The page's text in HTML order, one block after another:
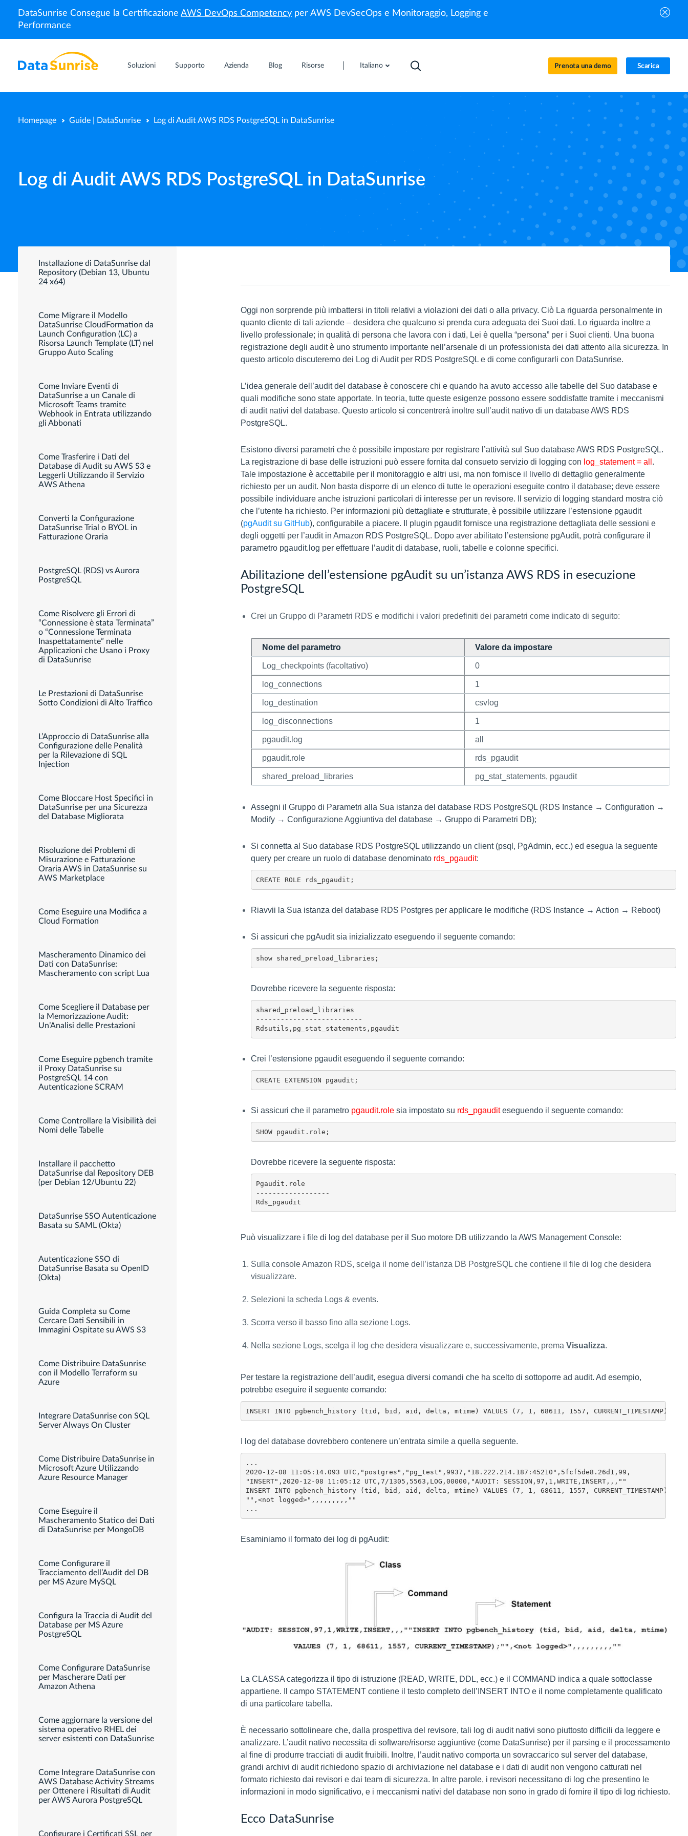
DataSunrise Consegue la Certificazione AWS DevOps Competency per AWS DevSecOps e Monitoraggio, Logging e
Performance
Soluzioni Supporto Azienda Blog Risorse Italiano Prenota una demo Scarica
Homepage Guide | DataSunrise Log di Audit AWS RDS PostgreSQL in DataSunrise
Log di Audit AWS RDS PostgreSQL in DataSunrise
Installazione di DataSunrise dal
Repository (Debian 13, Ubuntu
24 x64)
Come Migrare il Modello
DataSunrise CloudFormation da
Launch Configuration (LC) a
Risorsa Launch Template (LT) nel
Gruppo Auto Scaling
Come Inviare Eventi di
DataSunrise a un Canale di
Microsoft Teams tramite
Webhook in Entrata utilizzando
gli Abbonati
Come Trasferire i Dati del
Database di Audit su AWS S3 e
Leggerli Utilizzando il Servizio
AWS Athena
Converti la Configurazione
DataSunrise Trial o BYOL in
Fatturazione Oraria
PostgreSQL (RDS) vs Aurora
PostgreSQL
Come Risolvere gli Errori di
“Connessione è stata Terminata”
o “Connessione Terminata
Inaspettatamente” nelle
Applicazioni che Usano i Proxy
di DataSunrise
Le Prestazioni di DataSunrise
Sotto Condizioni di Alto Traffico
L’Approccio di DataSunrise alla
Configurazione delle Penalità
per la Rilevazione di SQL
Injection
Come Bloccare Host Specifici in
DataSunrise per una Sicurezza
del Database Migliorata
Risoluzione dei Problemi di
Misurazione e Fatturazione
Oraria AWS in DataSunrise su
AWS Marketplace
Come Eseguire una Modifica a
Cloud Formation
Mascheramento Dinamico dei
Dati con DataSunrise:
Mascheramento con script Lua
Come Scegliere il Database per
la Memorizzazione Audit:
Un’Analisi delle Prestazioni
Come Eseguire pgbench tramite
il Proxy DataSunrise su
PostgreSQL 14 con
Autenticazione SCRAM
Come Controllare la Visibilità dei
Nomi delle Tabelle
Installare il pacchetto
DataSunrise dal Repository DEB
(per Debian 12/Ubuntu 22)
DataSunrise SSO Autenticazione
Basata su SAML (Okta)
Autenticazione SSO di
DataSunrise Basata su OpenID
(Okta)
Guida Completa su Come
Cercare Dati Sensibili in
Immagini Ospitate su AWS S3
Come Distribuire DataSunrise
con il Modello Terraform su
Azure
Integrare DataSunrise con SQL
Server Always On Cluster
Come Distribuire DataSunrise in
Microsoft Azure Utilizzando
Azure Resource Manager
Come Eseguire il
Mascheramento Statico dei Dati
di DataSunrise per MongoDB
Come Configurare il
Tracciamento dell’Audit del DB
per MS Azure MySQL
Configura la Traccia di Audit del
Database per MS Azure
PostgreSQL
Come Configurare DataSunrise
per Mascherare Dati per
Amazon Athena
Come aggiornare la versione del
sistema operativo RHEL dei
server esistenti con DataSunrise
Come Integrare DataSunrise con
AWS Database Activity Streams
per Ottenere i Risultati di Audit
per AWS Aurora PostgreSQL
Configurare i Certificati SSL per
Oggi non sorprende più imbattersi in titoli relativi a violazioni dei dati o alla privacy. Ciò La riguarda personalmente in
quanto cliente di tali aziende – desidera che qualcuno si prenda cura adeguata dei Suoi dati. Lo riguarda inoltre a
livello professionale; in qualità di persona che lavora con i dati, Lei è quella “persona” per i Suoi clienti. Una buona
registrazione degli audit è uno strumento importante nell’arsenale di un professionista dei dati attento alla sicurezza. In
questo articolo discuteremo dei Log di Audit per RDS PostgreSQL e di come configurarli con DataSunrise.
L’idea generale dell’audit del database è conoscere chi e quando ha avuto accesso alle tabelle del Suo database e
quali modifiche sono state apportate. In teoria, tutte queste esigenze possono essere soddisfatte tramite i meccanismi
di audit nativi del database. Questo articolo si concentrerà inoltre sull’audit nativo di un database AWS RDS
PostgreSQL.
Esistono diversi parametri che è possibile impostare per registrare l’attività sul Suo database AWS RDS PostgreSQL.
La registrazione di base delle istruzioni può essere fornita dal consueto servizio di logging con log_statement = all .
Tale impostazione è accettabile per il monitoraggio e altri usi, ma non fornisce il livello di dettaglio generalmente
richiesto per un audit. Non basta disporre di un elenco di tutte le operazioni eseguite contro il database; deve essere
possibile individuare anche istruzioni particolari di interesse per un revisore. Il servizio di logging standard mostra ciò
che l’utente ha richiesto. Per informazioni più dettagliate e strutturate, è possibile utilizzare l’estensione pgaudit
(pgAudit su GitHub), configurabile a piacere. Il plugin pgaudit fornisce una registrazione dettagliata delle sessioni e
degli oggetti per l’audit in Amazon RDS PostgreSQL. Dopo aver abilitato l’estensione pgAudit, potrà configurare il
parametro pgaudit.log per effettuare l’audit di database, ruoli, tabelle e colonne specifici.
Abilitazione dell’estensione pgAudit su un’istanza AWS RDS in esecuzione
PostgreSQL
Crei un Gruppo di Parametri RDS e modifichi i valori predefiniti dei parametri come indicato di seguito:
Nome del parametro Valore da impostare
Log_checkpoints (facoltativo) 0
log_connections 1
log_destination csvlog
log_disconnections 1
pgaudit.log all
pgaudit.role rds_pgaudit
shared_preload_libraries pg_stat_statements, pgaudit
Assegni il Gruppo di Parametri alla Sua istanza del database RDS PostgreSQL (RDS Instance → Configuration →
Modify → Configurazione Aggiuntiva del database → Gruppo di Parametri DB);
Si connetta al Suo database RDS PostgreSQL utilizzando un client (psql, PgAdmin, ecc.) ed esegua la seguente
query per creare un ruolo di database denominato rds_pgaudit:
CREATE ROLE rds_pgaudit;
Riavvii la Sua istanza del database RDS Postgres per applicare le modifiche (RDS Instance → Action → Reboot)
Si assicuri che pgAudit sia inizializzato eseguendo il seguente comando:
show shared_preload_libraries;
Dovrebbe ricevere la seguente risposta:
shared_preload_libraries
--------------------------
Rdsutils,pg_stat_statements,pgaudit
Crei l’estensione pgaudit eseguendo il seguente comando:
CREATE EXTENSION pgaudit;
Si assicuri che il parametro pgaudit.rolesia impostato su rds_pgauditeseguendo il seguente comando:
SHOW pgaudit.role;
Dovrebbe ricevere la seguente risposta:
Pgaudit.role
------------------
Rds_pgaudit
Può visualizzare i file di log del database per il Suo motore DB utilizzando la AWS Management Console:
Sulla console Amazon RDS, scelga il nome dell’istanza DB PostgreSQL che contiene il file di log che desidera
visualizzare.
Selezioni la scheda Logs & events.
Scorra verso il basso fino alla sezione Logs.
Nella sezione Logs, scelga il log che desidera visualizzare e, successivamente, prema Visualizza.
Per testare la registrazione dell’audit, esegua diversi comandi che ha scelto di sottoporre ad audit. Ad esempio,
potrebbe eseguire il seguente comando:
INSERT INTO pgbench_history (tid, bid, aid, delta, mtime) VALUES (7, 1, 68611, 1557, CURRENT_TIMESTAMP);
I log del database dovrebbero contenere un’entrata simile a quella seguente.
...
2020-12-08 11:05:14.093 UTC,"postgres","pg_test",9937,"18.222.214.187:45210",5fcf5de8.26d1,99,
"INSERT",2020-12-08 11:05:12 UTC,7/1305,5563,LOG,00000,"AUDIT: SESSION,97,1,WRITE,INSERT,,,""
INSERT INTO pgbench_history (tid, bid, aid, delta, mtime) VALUES (7, 1, 68611, 1557, CURRENT_TIMESTAMP);
"",<not logged>",,,,,,,,,""
...
Esaminiamo il formato dei log di pgAudit:
La CLASSA categorizza il tipo di istruzione (READ, WRITE, DDL, ecc.) e il COMMAND indica a quale sottoclasse
appartiene. Il campo STATEMENT contiene il testo completo dell’INSERT INTO e il nome completamente qualificato
di una particolare tabella.
È necessario sottolineare che, dalla prospettiva del revisore, tali log di audit nativi sono piuttosto difficili da leggere e
analizzare. L’audit nativo necessita di software/risorse aggiuntive (come DataSunrise) per il parsing e il processamento
al fine di produrre tracciati di audit fruibili. Inoltre, l’audit nativo comporta un sovraccarico sul server del database,
grandi archivi di audit richiedono spazio di archiviazione nel database e i dati di audit non vengono catturati nel
formato richiesto dai revisori e dai team di sicurezza. In altre parole, i revisori necessitano di log che presentino le
informazioni in modo significativo, e i meccanismi nativi del database non sono in grado di fornire il tipo di log richiesto.
Ecco DataSunrise